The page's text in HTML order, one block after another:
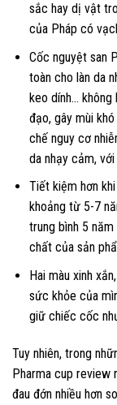
sắc hay dị vật
của Pháp có
Cốc nguyệt san
toàn cho làn da
keo dính… không
đạo, gây mùi
chế nguy cơ
da nhạy cảm,
Tiết kiệm hơn
khoảng từ 5-7
trung bình 5
chất của sản
Hai màu xinh
sức khỏe của
giữ chiếc cốc
Tuy nhiên, trong
Pharma cup review
đau đớn nhiều hơn